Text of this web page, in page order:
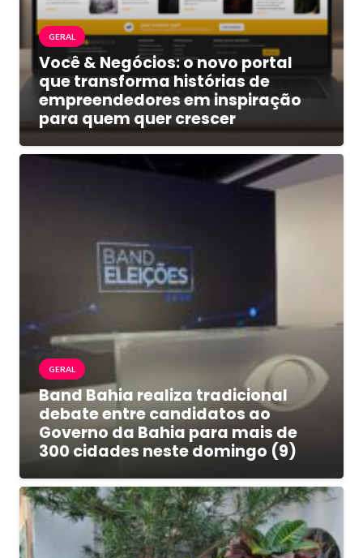
GERAL
Você & Negócios: o novo portal
que transforma histórias de
empreendedores em inspiração
para quem quer crescer
GERAL
Band Bahia realiza tradicional
debate entre candidatos ao
Governo da Bahia para mais de
300 cidades neste domingo (9)